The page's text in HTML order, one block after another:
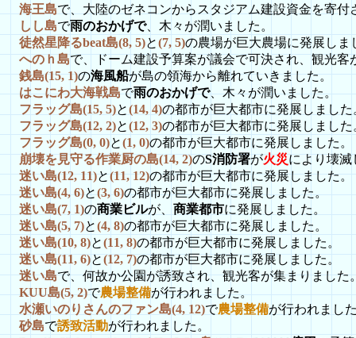
海王島で、大陸のゼネコンからスタジアム建設資金を寄
しし島で雨のおかげで、木々が潤いました。
徒然星降るbeat島(8, 5)と(7, 5)の農場が巨大農場に発展しま
へのｈ島で、ドーム建設予算案が議会で可決され、観光客
銭島(15, 1)の海風船が島の領海から離れていきました。
はこにわ大海戦島で雨のおかげで、木々が潤いました。
フラッグ島(15, 5)と(14, 4)の都市が巨大都市に発展しました
フラッグ島(12, 2)と(12, 3)の都市が巨大都市に発展しました
フラッグ島(0, 0)と(1, 0)の都市が巨大都市に発展しました。
崩壊を見守る作業厨の島(14, 2)のS消防署が火災により壊滅
迷い島(12, 11)と(11, 12)の都市が巨大都市に発展しました。
迷い島(4, 6)と(3, 6)の都市が巨大都市に発展しました。
迷い島(7, 1)の商業ビルが、 商業都市に発展しました。
迷い島(5, 7)と(4, 8)の都市が巨大都市に発展しました。
迷い島(10, 8)と(11, 8)の都市が巨大都市に発展しました。
迷い島(11, 6)と(12, 7)の都市が巨大都市に発展しました。
迷い島で、何故か公園が誘致され、観光客が集まりました
KUU島(5, 2)で農場整備が行われました。
水瀬いのりさんのファン島(4, 12)で農場整備が行われまし
砂島で誘致活動が行われました。